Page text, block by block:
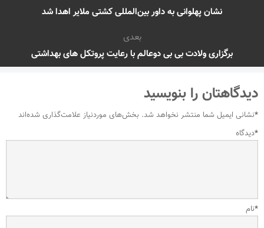
نشان پهلوانی به داور بین‌المللی کشتی ملایر اهدا شد
بعدی
برگزاری ولادت بی بی دوعالم با رعایت پروتکل های بهداشتی
دیدگاهتان را بنویسید
نشانی ایمیل شما منتشر نخواهد شد. بخش‌های موردنیاز علامت‌گذاری شده‌اند
*
دیدگاه*
نام*